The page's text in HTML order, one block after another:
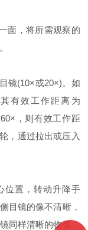
面，将所需观察的
镜(10×或20×)。如
有效工作距离为
，则有效工作距
，通过拉出或压入
置，转动升降手
目镜的像不清晰，
同样清晰的物像，